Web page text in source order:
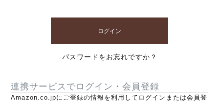
ログイン
パスワードをお忘れですか？
連携サービスでログイン・会員登録
Amazon.co.jpにご登録の情報を利用してログインまたは会員登